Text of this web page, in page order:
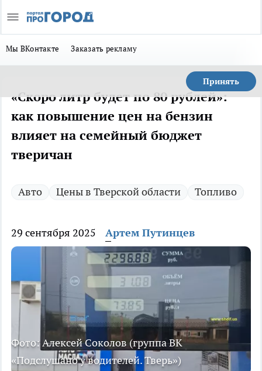
Мы ВКонтакте Заказать рекламу
Принять
«Скоро литр будет по 80 рублей»:
как повышение цен на бензин
влияет на семейный бюджет
тверичан
Авто Цены в Тверской области Топливо
29 сентября 2025 Артем Путинцев
Фото: Алексей Соколов (группа ВК
«Подслушано у водителей. Тверь»)